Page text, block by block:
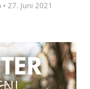
• 27. Juni 2021